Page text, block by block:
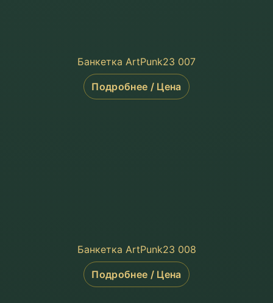
Банкетка ArtPunk23 007
Подробнее / Цена
Банкетка ArtPunk23 008
Подробнее / Цена